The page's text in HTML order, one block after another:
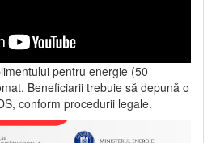
pentru energie (50
Beneficiarii trebuie să depună o
conform procedurii legale.